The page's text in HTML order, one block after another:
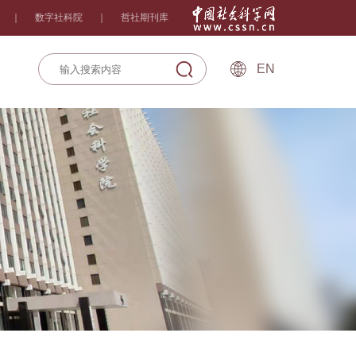
数字社科院 哲社期刊库
EN